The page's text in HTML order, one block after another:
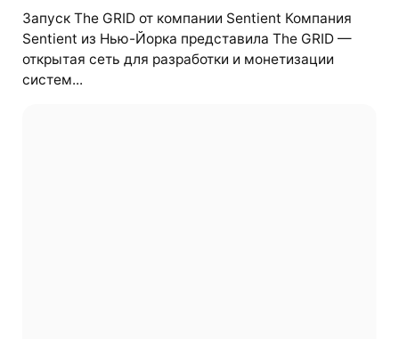
Запуск The GRID от компании Sentient Компания
Sentient из Нью-Йорка представила The GRID —
открытая сеть для разработки и монетизации
систем...